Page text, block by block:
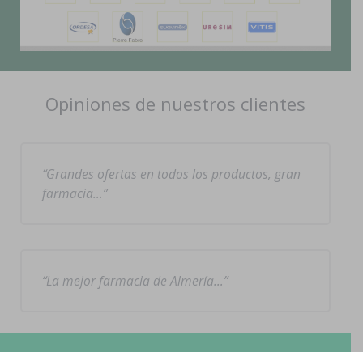
Opiniones de nuestros clientes
Grandes ofertas en todos los productos, gran
farmacia…
La mejor farmacia de Almería…